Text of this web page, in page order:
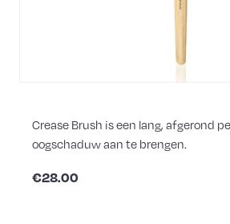
Crease Brush is een lang, afgerond
oogschaduw aan te brengen.
€28.00